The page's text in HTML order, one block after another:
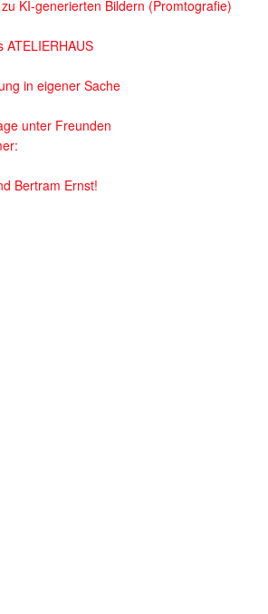
KI-generierten Bildern (Promtografie)
ATELIERHAUS
in eigener Sache
unter Freunden
Bertram Ernst!